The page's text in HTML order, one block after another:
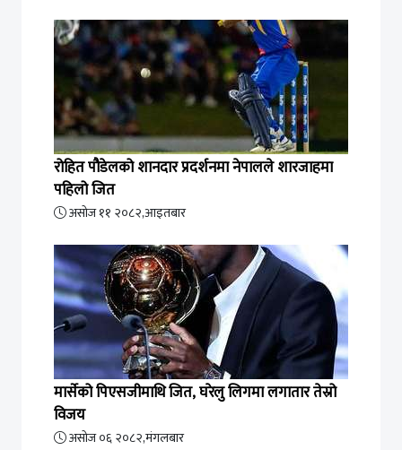
रोहित पौडेलको शानदार प्रदर्शनमा नेपालले शारजाहमा
पहिलो जित
असोज ११ २०८२,आइतबार
मार्सेको पिएसजीमाथि जित, घरेलु लिगमा लगातार तेस्रो
विजय
असोज ०६ २०८२,मंगलबार